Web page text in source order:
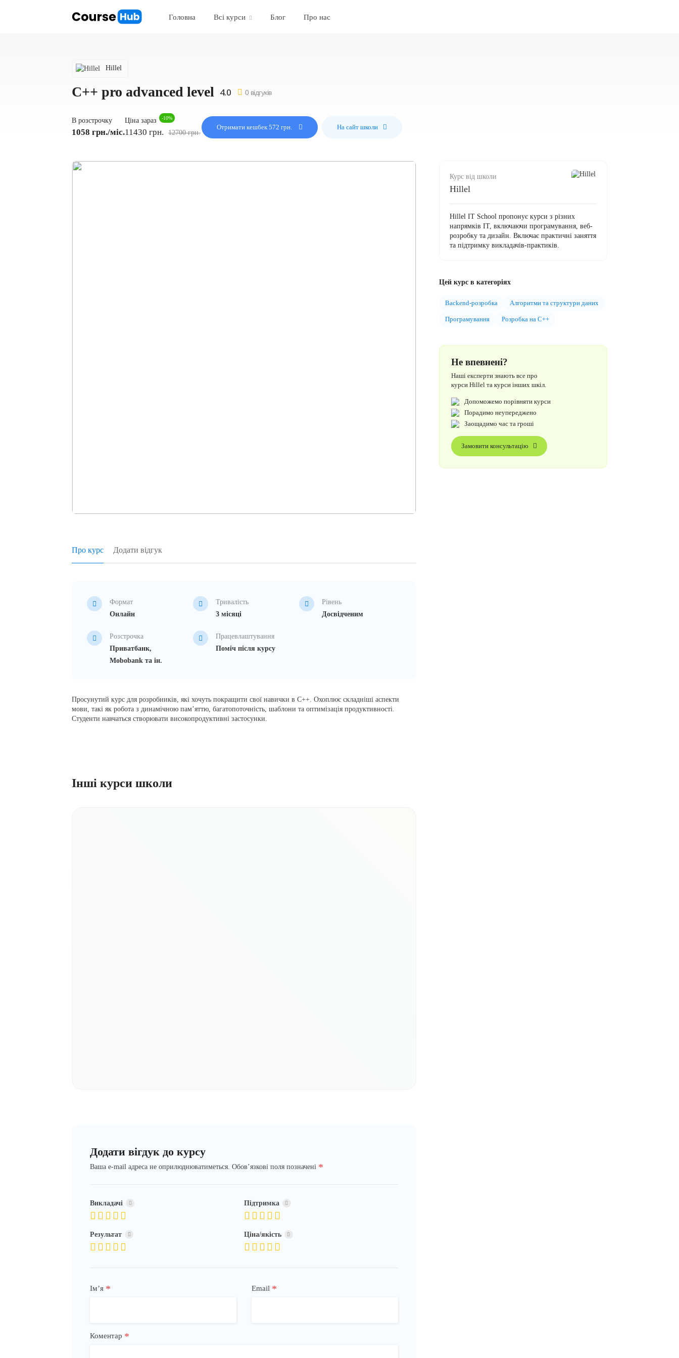
Головна Всі курси Блог Про нас
Hillel
С++ pro advanced level 0 відгуків
В розстрочку
1058 грн./міс.
Ціна зараз -10%
11430 грн. 12700 грн.
Отримати кешбек 572 грн. На сайт школи
Про курс Додати відгук
Формат
Онлайн
Тривалість
3 місяці
Рівень
Досвідченим
Розстрочка
Приватбанк,
Mobobank та ін.
Працевлаштування
Поміч після курсу
Просунутий курс для розробників, які хочуть покращити свої навички в C++. Охоплює складніші аспекти
мови, такі як робота з динамічною пам’яттю, багатопоточність, шаблони та оптимізація продуктивності.
Студенти навчаться створювати високопродуктивні застосунки.
Інші курси школи
Додати вігдук до курсу
Ваша e-mail адреса не оприлюднюватиметься. Обов’язкові поля позначені *
Викладачі Підтримка
Результат Ціна/якість
Імʼя * Email *
Коментар *
Курс від школи
Hillel
Hillel IT School пропонує курси з різних
напрямків ІТ, включаючи програмування, веб-
розробку та дизайн. Включає практичні заняття
та підтримку викладачів-практиків.
Цей курс в категоріях
Backend-розробка Алгоритми та структури даних
Програмування Розробка на C++
Не впевнені?
Наші експерти знають все про
курси Hillel та курси інших шкіл.
Допоможемо порівняти курси
Порадимо неупереджено
Заощадимо час та гроші
Замовити консультацію